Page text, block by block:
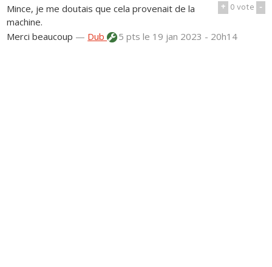
+ 0vote -
Mince, je me doutais que cela provenait de la
machine.
Merci beaucoup — Dub 5 ptsle 19 jan 2023 - 20h14